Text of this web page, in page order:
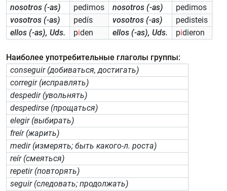
nosotros (-as)
pedimos nosotros (-as)
pedimos
vosotros (-as)
pedís vosotros (-as)
pedisteis
ellos (-as), Uds.
piden ellos (-as), Uds. pidieron
Наиболее употребительные глаголы группы:
conseguir (добиваться, достигать)
corregir (исправлять)
despedir (увольнять)
despedirse (прощаться)
elegir (выбирать)
freír (жарить)
medir (измерять; быть какого-л. роста)
reír (смеяться)
repetir (повторять)
seguir (следовать; продолжать)